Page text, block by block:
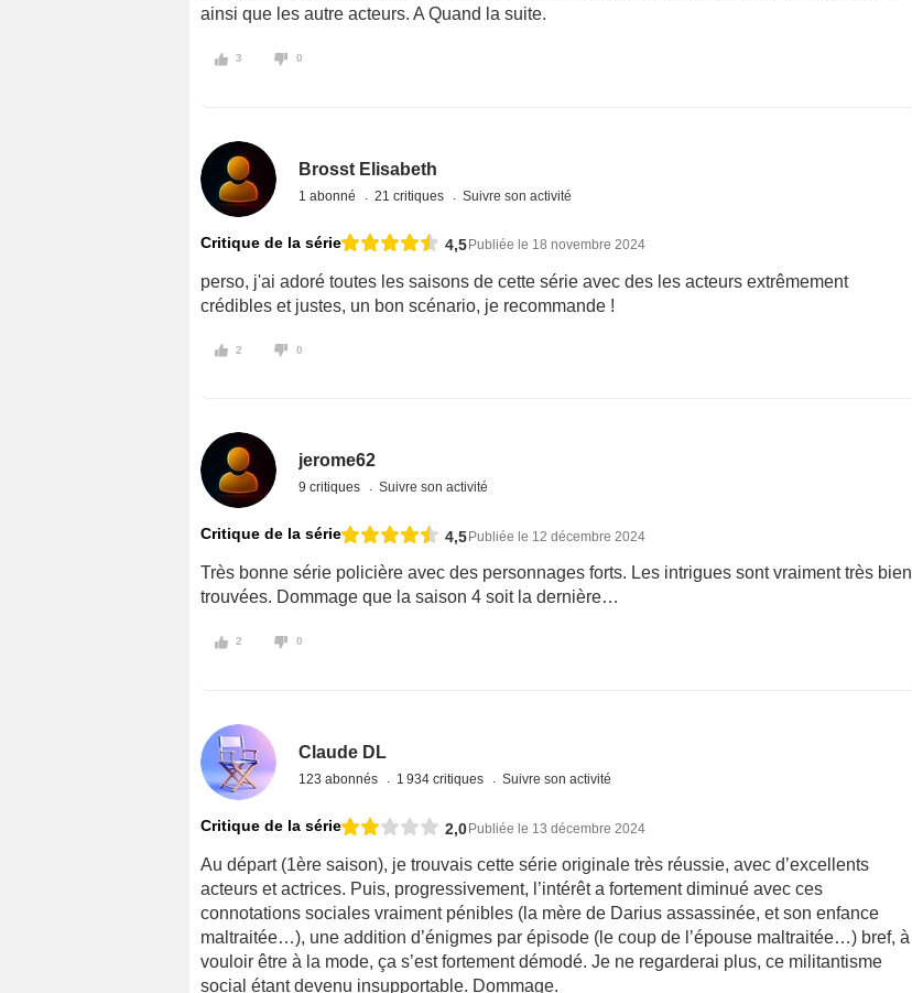
ainsi que les autre acteurs. A Quand la suite.
3 0
Brosst Elisabeth
1 abonné 21 critiques Suivre son activité
Critique de la série 4,5 Publiée le 18 novembre 2024
perso, j'ai adoré toutes les saisons de cette série avec des les acteurs extrêmement
crédibles et justes, un bon scénario, je recommande !
2 0
jerome62
9 critiques Suivre son activité
Critique de la série 4,5 Publiée le 12 décembre 2024
Très bonne série policière avec des personnages forts. Les intrigues sont vraiment très bien
trouvées. Dommage que la saison 4 soit la dernière…
2 0
Claude DL
123 abonnés 1 934 critiques Suivre son activité
Critique de la série 2,0Publiée le 13 décembre 2024
Au départ (1ère saison), je trouvais cette série originale très réussie, avec d’excellents
acteurs et actrices. Puis, progressivement, l’intérêt a fortement diminué avec ces
connotations sociales vraiment pénibles (la mère de Darius assassinée, et son enfance
maltraitée…), une addition d’énigmes par épisode (le coup de l’épouse maltraitée…) bref, à
vouloir être à la mode, ça s’est fortement démodé. Je ne regarderai plus, ce militantisme
social étant devenu insupportable. Dommage.